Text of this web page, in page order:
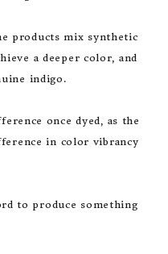
products mix synthetic
a deeper color, and
indigo.
once dyed, as the
in color vibrancy
to produce something